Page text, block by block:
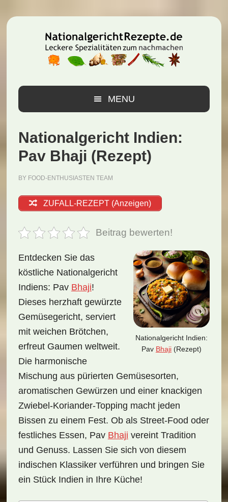
Hauptnavigation
Inhalt
Seitenspalte
MENU
Nationalgericht Indien:
Pav Bhaji (Rezept)
BY FOOD-ENTHUSIASTEN TEAM
ZUFALL-REZEPT (Anzeigen)
Beitrag bewerten!
Nationalgericht Indien:
Pav Bhaji(Rezept)
Entdecken Sie das
köstliche Nationalgericht
Indiens: Pav Bhaji!
Dieses herzhaft gewürzte
Gemüsegericht, serviert
mit weichen Brötchen,
erfreut Gaumen weltweit.
Die harmonische
Mischung aus pürierten Gemüsesorten,
aromatischen Gewürzen und einer knackigen
Zwiebel-Koriander-Topping macht jeden
Bissen zu einem Fest. Ob als Street-Food oder
festliches Essen, Pav Bhaji vereint Tradition
und Genuss. Lassen Sie sich von diesem
indischen Klassiker verführen und bringen Sie
ein Stück Indien in Ihre Küche!